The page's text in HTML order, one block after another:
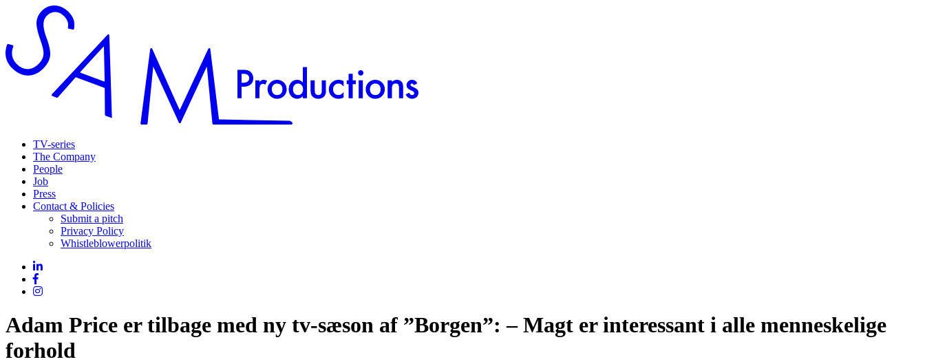
TV-series
The Company
People
Job
Press
Contact & Policies
Submit a pitch
Privacy Policy
Whistleblowerpolitik
Adam Price er tilbage med ny tv-sæson af ”Borgen”: – Magt er interessant i alle menneskelige
forhold